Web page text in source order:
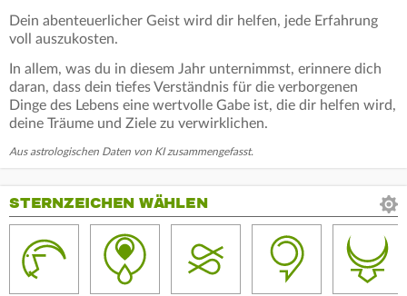
Dein abenteuerlicher Geist wird dir helfen, jede Erfahrung
voll auszukosten.
In allem, was du in diesem Jahr unternimmst, erinnere dich
daran, dass dein tiefes Verständnis für die verborgenen
Dinge des Lebens eine wertvolle Gabe ist, die dir helfen wird,
deine Träume und Ziele zu verwirklichen.
Aus astrologischen Daten von KI zusammengefasst.
STERNZEICHEN WÄHLEN